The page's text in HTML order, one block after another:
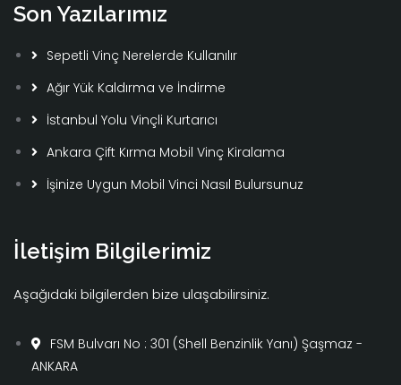
Son Yazılarımız
Sepetli Vinç Nerelerde Kullanılır
Ağır Yük Kaldırma ve İndirme
İstanbul Yolu Vinçli Kurtarıcı
Ankara Çift Kırma Mobil Vinç Kiralama
İşinize Uygun Mobil Vinci Nasıl Bulursunuz
İletişim Bilgilerimiz
Aşağıdaki bilgilerden bize ulaşabilirsiniz.
FSM Bulvarı No : 301 (Shell Benzinlik Yanı) Şaşmaz -
ANKARA